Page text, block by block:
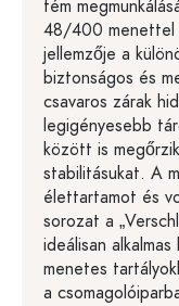
fém
48/400 menettel
jellemzője a
biztonságos és
csavaros zárak
legigényesebb
között is
stabilitásukat. A
élettartamot és
sorozat a
ideálisan
menetes
a